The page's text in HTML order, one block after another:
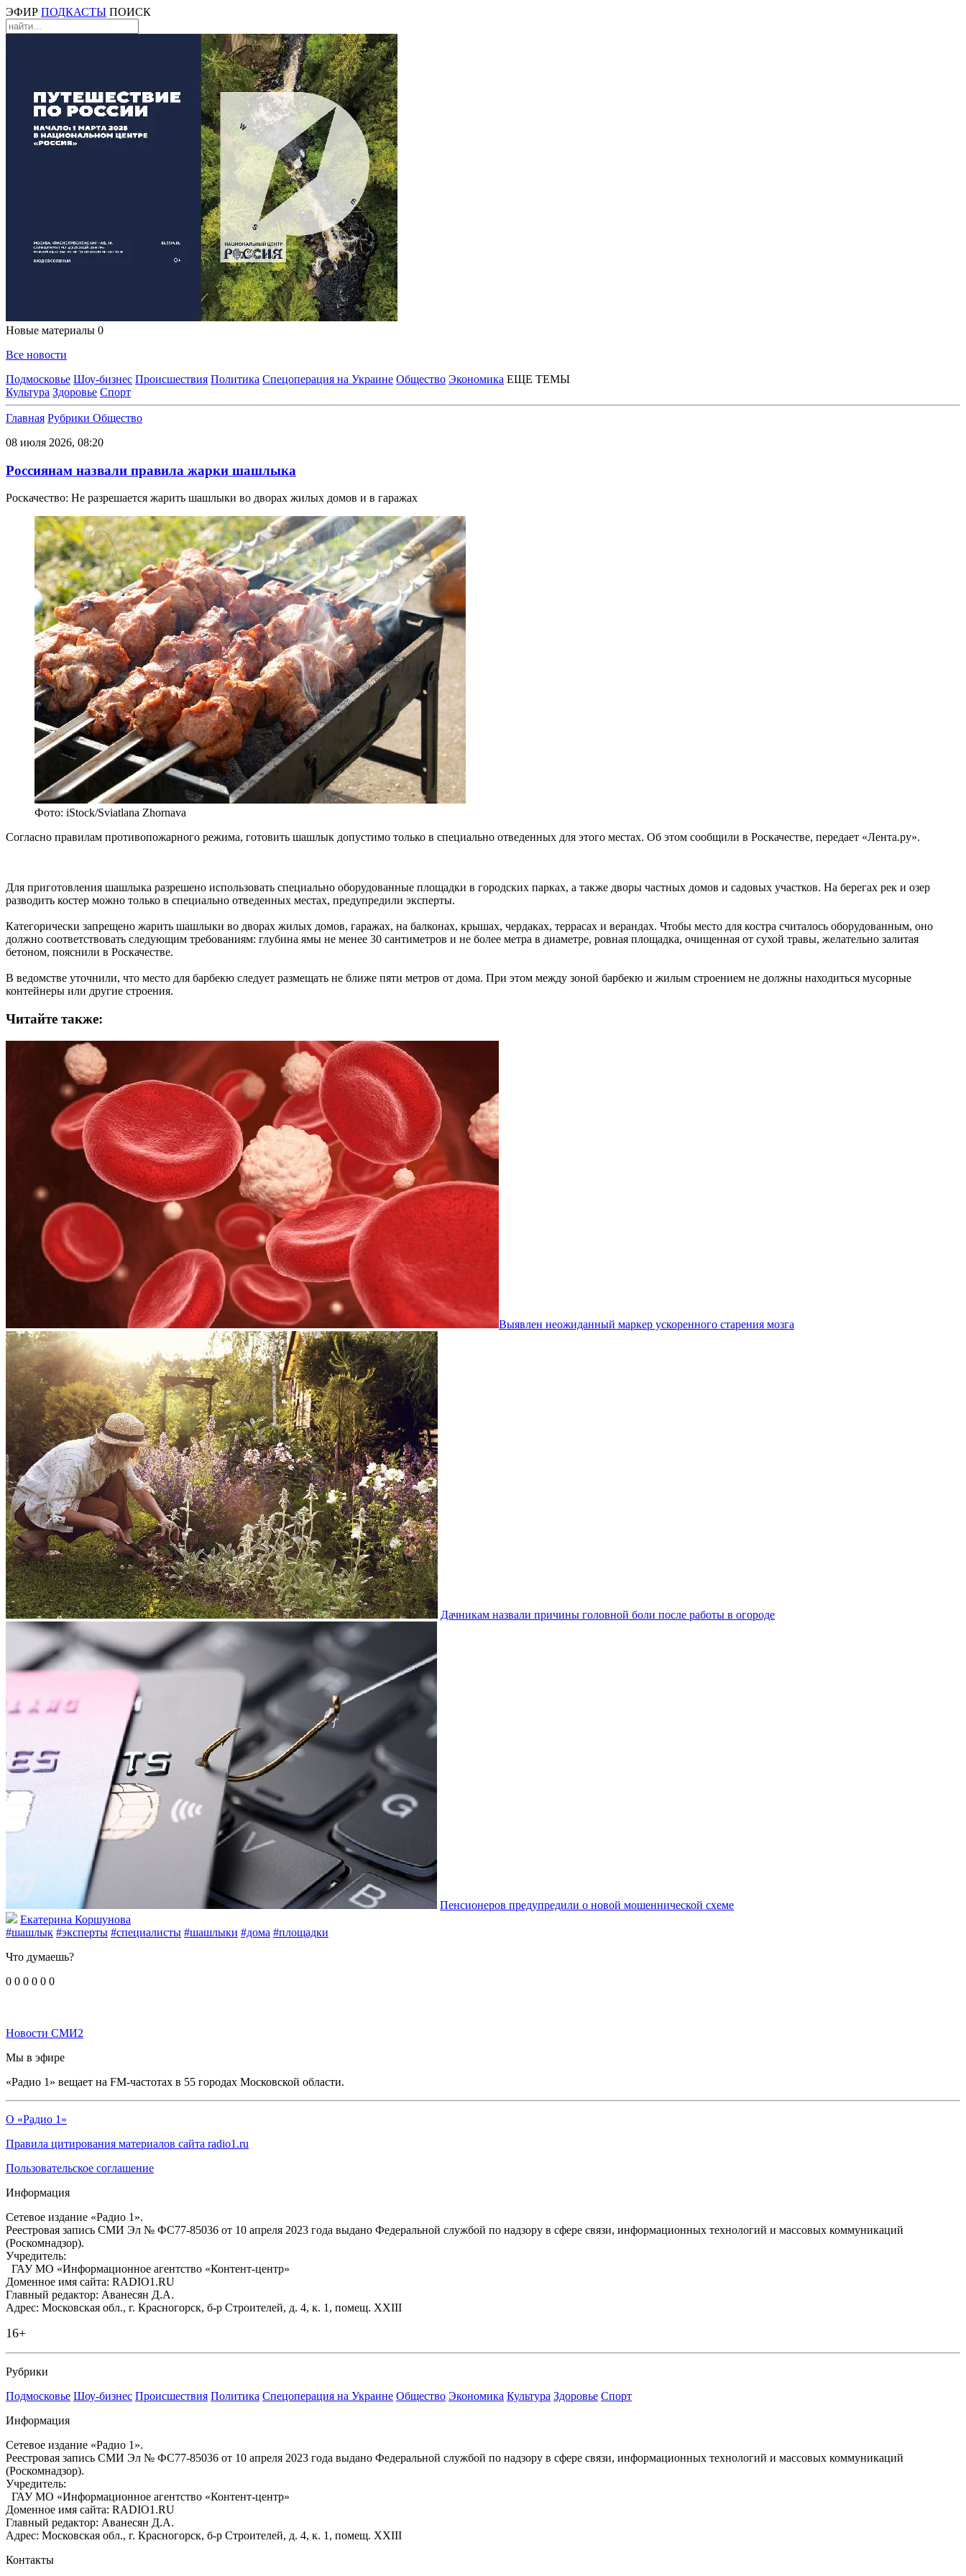
ЭФИР ПОДКАСТЫ ПОИСК
Новые материалы 0
Все новости
Подмосковье Шоу-бизнес Происшествия Политика Спецоперация на Украине Общество Экономика ЕЩЕ ТЕМЫ
Культура Здоровье Спорт
Главная Рубрики Общество
08 июля 2026, 08:20
Россиянам назвали правила жарки шашлыка
Роскачество: Не разрешается жарить шашлыки во дворах жилых домов и в гаражах
Фото: iStock/Sviatlana Zhornava
Согласно правилам противопожарного режима, готовить шашлык допустимо только в специально отведенных для этого местах. Об этом сообщили в Роскачестве, передает «Лента.ру».
Для приготовления шашлыка разрешено использовать специально оборудованные площадки в городских парках, а также дворы частных домов и садовых участков. На берегах рек и озер
разводить костер можно только в специально отведенных местах, предупредили эксперты.
Категорически запрещено жарить шашлыки во дворах жилых домов, гаражах, на балконах, крышах, чердаках, террасах и верандах. Чтобы место для костра считалось оборудованным, оно
должно соответствовать следующим требованиям: глубина ямы не менее 30 сантиметров и не более метра в диаметре, ровная площадка, очищенная от сухой травы, желательно залитая
бетоном, пояснили в Роскачестве.
В ведомстве уточнили, что место для барбекю следует размещать не ближе пяти метров от дома. При этом между зоной барбекю и жилым строением не должны находиться мусорные
контейнеры или другие строения.
Читайте также:
Выявлен неожиданный маркер ускоренного старения мозга
Дачникам назвали причины головной боли после работы в огороде
Пенсионеров предупредили о новой мошеннической схеме
Екатерина Коршунова
#шашлык #эксперты #специалисты #шашлыки #дома #площадки
Что думаешь?
0 0 0 0 0 0
Новости СМИ2
Мы в эфире
«Радио 1» вещает на FM-частотах в 55 городах Московской области.
О «Радио 1»
Правила цитирования материалов сайта radio1.ru
Пользовательское соглашение
Информация
Сетевое издание «Радио 1».
Реестровая запись СМИ Эл № ФС77-85036 от 10 апреля 2023 года выдано Федеральной службой по надзору в сфере связи, информационных технологий и массовых коммуникаций
(Роскомнадзор).
Учредитель:
ГАУ МО «Информационное агентство «Контент-центр»
Доменное имя сайта: RADIO1.RU
Главный редактор: Аванесян Д.А.
Адрес: Московская обл., г. Красногорск, б-р Строителей, д. 4, к. 1, помещ. XXIII
16+
Рубрики
Подмосковье Шоу-бизнес Происшествия Политика Спецоперация на Украине Общество Экономика Культура Здоровье Спорт
Информация
Сетевое издание «Радио 1».
Реестровая запись СМИ Эл № ФС77-85036 от 10 апреля 2023 года выдано Федеральной службой по надзору в сфере связи, информационных технологий и массовых коммуникаций
(Роскомнадзор).
Учредитель:
ГАУ МО «Информационное агентство «Контент-центр»
Доменное имя сайта: RADIO1.RU
Главный редактор: Аванесян Д.А.
Адрес: Московская обл., г. Красногорск, б-р Строителей, д. 4, к. 1, помещ. XXIII
Контакты